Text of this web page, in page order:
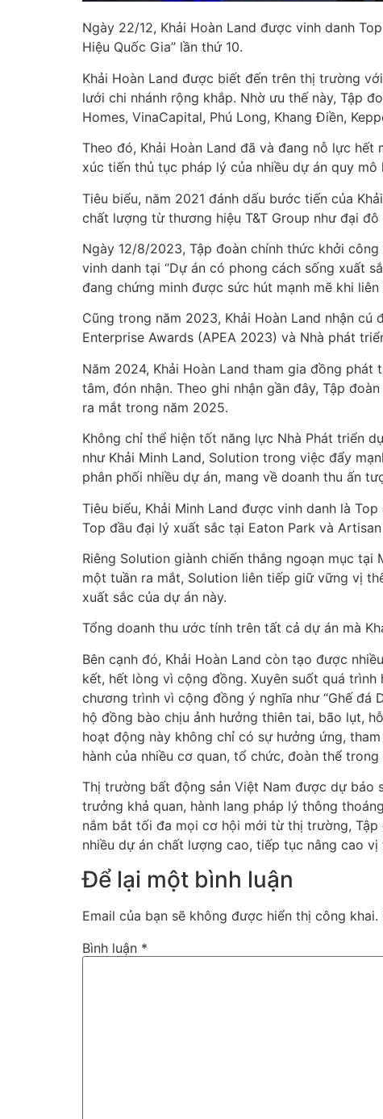
Ngày 22/12, Khải Hoàn Land được vinh danh
Hiệu Quốc Gia” lần thứ 10.
Khải Hoàn Land được biết đến trên thị trường
lưới chi nhánh rộng khắp. Nhờ ưu thế này, Tập
Homes, VinaCapital, Phú Long, Khang Điền,
Theo đó, Khải Hoàn Land đã và đang nỗ lực
xúc tiến thủ tục pháp lý của nhiều dự án quy
Tiêu biểu, năm 2021 đánh dấu bước tiến của
chất lượng từ thương hiệu T&T Group như đại
Ngày 12/8/2023, Tập đoàn chính thức khởi
vinh danh tại “Dự án có phong cách sống xuất
đang chứng minh được sức hút mạnh mẽ khi
Cũng trong năm 2023, Khải Hoàn Land nhận
Enterprise Awards (APEA 2023) và Nhà phát
Năm 2024, Khải Hoàn Land tham gia đồng
tâm, đón nhận. Theo ghi nhận gần đây, Tập
ra mắt trong năm 2025.
Không chỉ thể hiện tốt năng lực Nhà Phát triển
như Khải Minh Land, Solution trong việc đẩy
phân phối nhiều dự án, mang về doanh thu ấn
Tiêu biểu, Khải Minh Land được vinh danh là
Top đầu đại lý xuất sắc tại Eaton Park và
Riêng Solution giành chiến thắng ngoạn mục
một tuần ra mắt, Solution liên tiếp giữ vững vị
xuất sắc của dự án này.
Tổng doanh thu ước tính trên tất cả dự án mà
Bên cạnh đó, Khải Hoàn Land còn tạo được
kết, hết lòng vì cộng đồng. Xuyên suốt quá
chương trình vì cộng đồng ý nghĩa như “Ghế đá
hộ đồng bào chịu ảnh hưởng thiên tai, bão lụt,
hoạt động này không chỉ có sự hưởng ứng,
hành của nhiều cơ quan, tổ chức, đoàn thể
Thị trường bất động sản Việt Nam được dự
trưởng khả quan, hành lang pháp lý thông
nắm bắt tối đa mọi cơ hội mới từ thị trường,
nhiều dự án chất lượng cao, tiếp tục nâng cao
Để lại một bình luận
Email của bạn sẽ không được hiển thị công khai.
Bình luận *